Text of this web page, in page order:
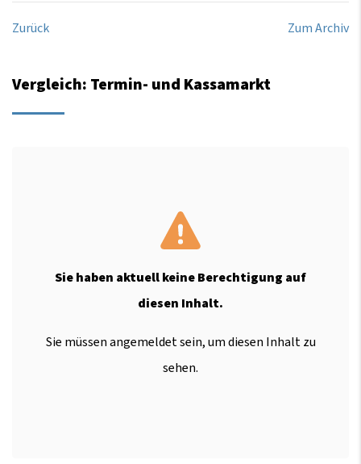
Zurück Zum Archiv
Vergleich: Termin- und Kassamarkt
Sie haben aktuell keine Berechtigung auf
diesen Inhalt.
Sie müssen angemeldet sein, um diesen Inhalt zu
sehen.